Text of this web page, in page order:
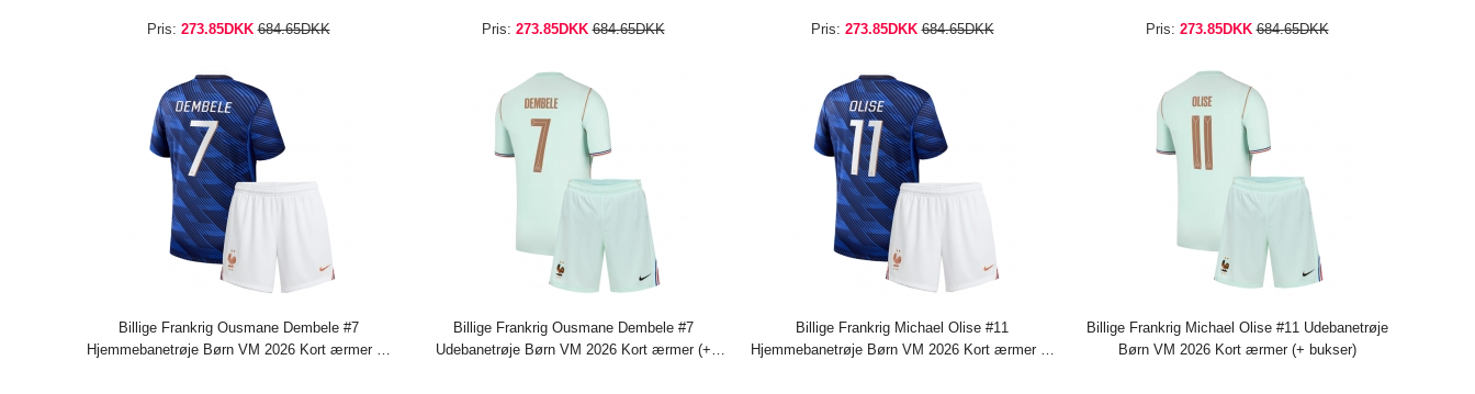
Pris: 273.85DKK 684.65DKK Pris: 273.85DKK 684.65DKK Pris: 273.85DKK 684.65DKK Pris: 273.85DKK 684.65DKK
Billige Frankrig Ousmane Dembele #7
Hjemmebanetrøje Børn VM 2026 Kort ærmer (+
Billige Frankrig Ousmane Dembele #7
Udebanetrøje Børn VM 2026 Kort ærmer (+
Billige Frankrig Michael Olise #11
Hjemmebanetrøje Børn VM 2026 Kort ærmer (+
Billige Frankrig Michael Olise #11 Udebanetrøje
Børn VM 2026 Kort ærmer (+ bukser)